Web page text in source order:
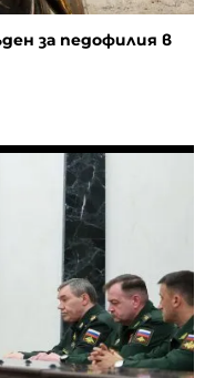
за педофилия в